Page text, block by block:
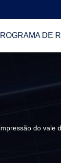
DE
do vale